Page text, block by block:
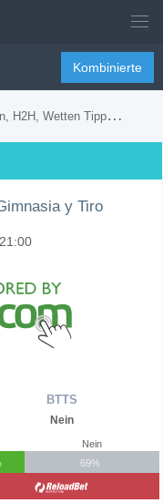
Kombinierte
Tipps und Spiel Vorschau
y Tiro
BTTS
Nein
Nein
69%